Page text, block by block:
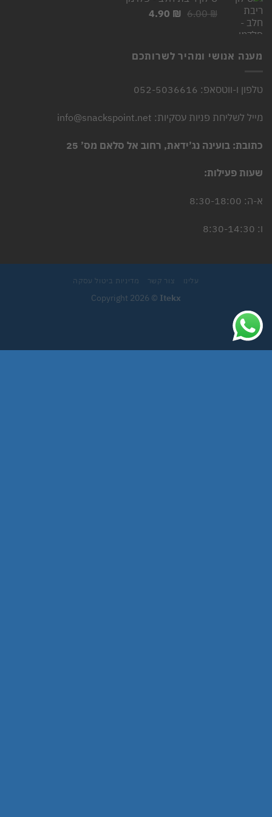
7.00 ₪.
5.90 ₪.
6.00₪
המחיר
6.00 ₪.
4.90 ₪
המחיר
4.90 ₪.
מענה אנושי ומהיר לשרותכם
טלפון ו-ווטסאפ: 052-5036616
מייל לשליחת פניות עסקיות: info@snackspoint.net
כתובת: בועינה נג’ידאת, רחוב אל סלאם מס’ 25
שעות פעילות:
א-ה: 8:30-18:00
ו: 8:30-14:30
עלינו צור קשר מדיניות ביטול עסקה
Copyright 2026 © Itekx